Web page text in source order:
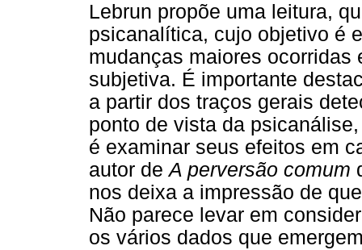
Lebrun propõe uma leitura,
psicanalítica, cujo objetivo é
mudanças maiores ocorridas
subjetiva. É importante
a partir dos traços gerais
ponto de vista da
é examinar seus efeitos em
autor deA perversão comum
nos deixa a impressão de
Não parece levar em
os vários dados que